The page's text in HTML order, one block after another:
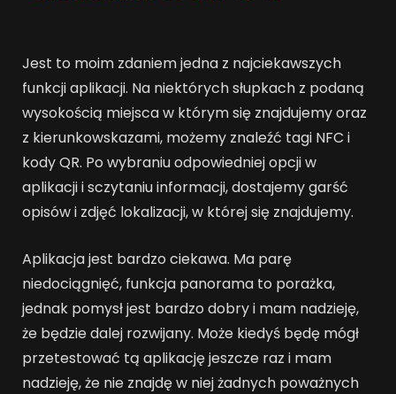
Jest to moim zdaniem jedna z najciekawszych
funkcji aplikacji. Na niektórych słupkach z podaną
wysokością miejsca w którym się znajdujemy oraz
z kierunkowskazami, możemy znaleźć tagi NFC i
kody QR. Po wybraniu odpowiedniej opcji w
aplikacji i sczytaniu informacji, dostajemy garść
opisów i zdjęć lokalizacji, w której się znajdujemy.
Aplikacja jest bardzo ciekawa. Ma parę
niedociągnięć, funkcja panorama to porażka,
jednak pomysł jest bardzo dobry i mam nadzieję,
że będzie dalej rozwijany. Może kiedyś będę mógł
przetestować tą aplikację jeszcze raz i mam
nadzieję, że nie znajdę w niej żadnych poważnych